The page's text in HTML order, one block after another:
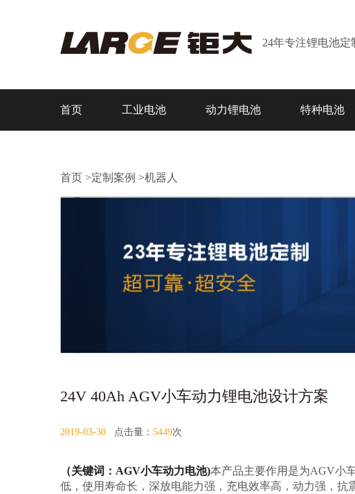
24年专注锂电池定
首页 工业电池 动力锂电池 特种电池
首页 >定制案例 >机器人
24V 40Ah AGV小车动力锂电池设计方案
2019-03-30 点击量： 5449次
（关键词：AGV小车动力电池)本产品主要作用是为AGV小
低，使用寿命长，深放电能力强，充电效率高，动力强，抗